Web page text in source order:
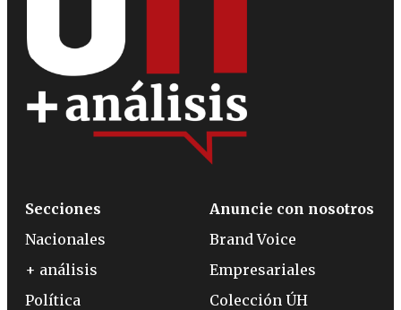
Secciones
Nacionales
+ análisis
Política
Anuncie con nosotros
Brand Voice
Empresariales
Colección ÚH